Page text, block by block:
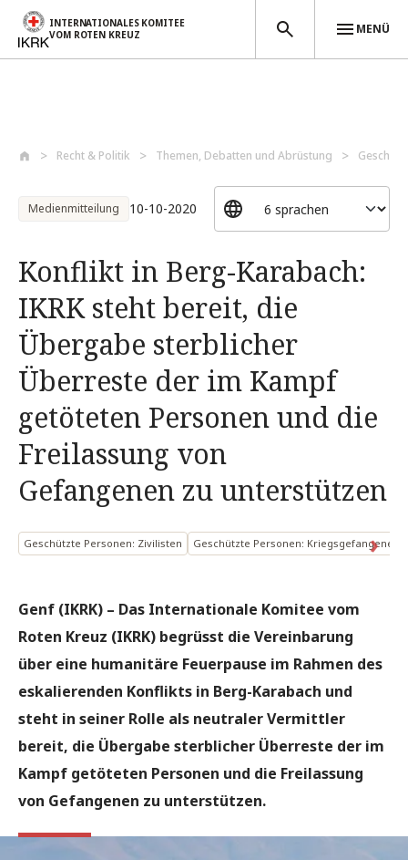
INTERNATIONALES KOMITEE
VOM ROTEN KREUZ
MENÜ
Recht & Politik Themen, Debatten und Abrüstung
Medienmitteilung 10-10-2020
Konflikt in Berg-Karabach:
IKRK steht bereit, die
Übergabe sterblicher
Überreste der im Kampf
getöteten Personen und die
Freilassung von
Gefangenen zu unterstützen
Geschützte Personen: Zivilisten Geschützte Personen: Kriegsgefangene
Genf (IKRK) – Das Internationale Komitee vom
Roten Kreuz (IKRK) begrüsst die Vereinbarung
über eine humanitäre Feuerpause im Rahmen des
eskalierenden Konflikts in Berg-Karabach und
steht in seiner Rolle als neutraler Vermittler
bereit, die Übergabe sterblicher Überreste der im
Kampf getöteten Personen und die Freilassung
von Gefangenen zu unterstützen.